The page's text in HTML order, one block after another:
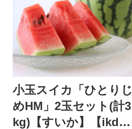
小玉スイカ「ひとりじ
めHM」2玉セット(計3
kg)【すいか】【ikd78